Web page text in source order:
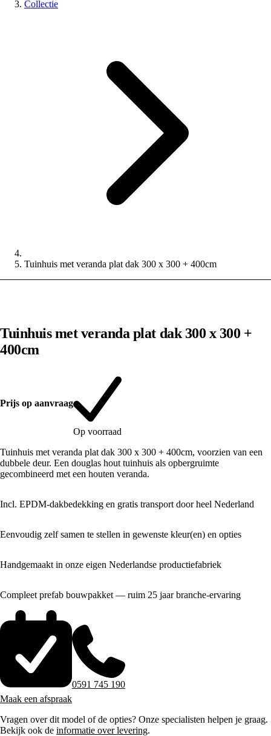
Collectie
Tuinhuis met veranda plat dak 300 x 300 + 400cm
Tuinhuis met veranda plat dak 300 x 300 +
400cm
Prijs op aanvraag
Op voorraad
Tuinhuis met veranda plat dak 300 x 300 + 400cm, voorzien van een
dubbele deur. Een douglas hout tuinhuis als opbergruimte
gecombineerd met een houten veranda.
Incl. EPDM-dakbedekking en gratis transport door heel Nederland
Eenvoudig zelf samen te stellen in gewenste kleur(en) en opties
Handgemaakt in onze eigen Nederlandse productiefabriek
Compleet prefab bouwpakket — ruim 25 jaar branche-ervaring
Maak een afspraak
0591 745 190
Vragen over dit model of de opties? Onze specialisten helpen je graag.
Bekijk ook de informatie over levering.